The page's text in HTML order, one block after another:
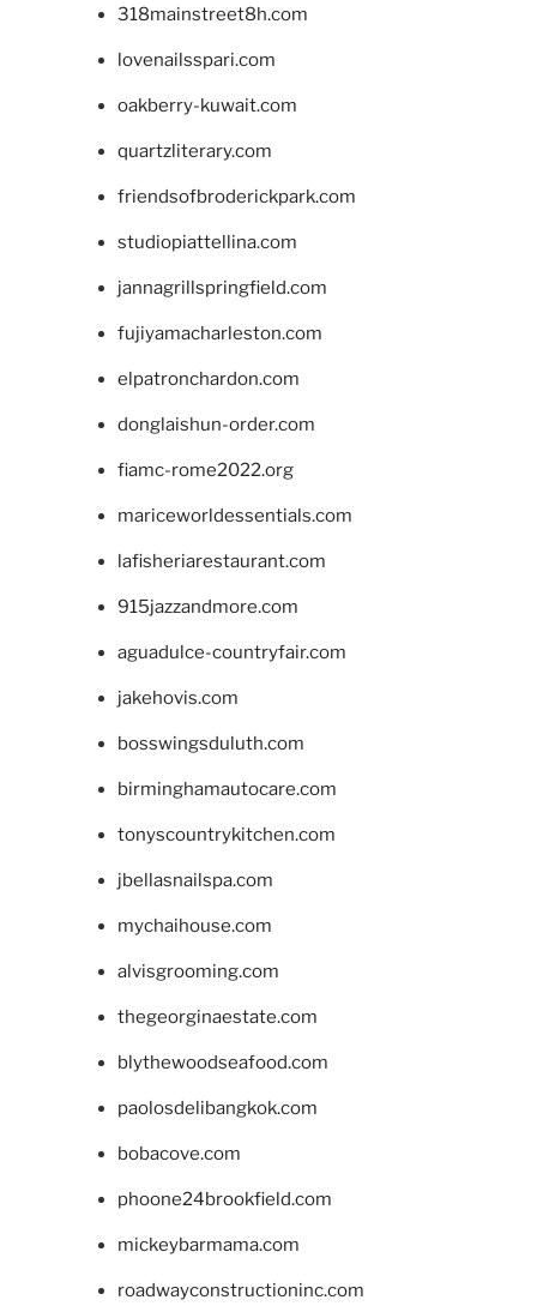
318mainstreet8h.com
lovenailsspari.com
oakberry-kuwait.com
quartzliterary.com
friendsofbroderickpark.com
studiopiattellina.com
jannagrillspringfield.com
fujiyamacharleston.com
elpatronchardon.com
donglaishun-order.com
fiamc-rome2022.org
mariceworldessentials.com
lafisheriarestaurant.com
915jazzandmore.com
aguadulce-countryfair.com
jakehovis.com
bosswingsduluth.com
birminghamautocare.com
tonyscountrykitchen.com
jbellasnailspa.com
mychaihouse.com
alvisgrooming.com
thegeorginaestate.com
blythewoodseafood.com
paolosdelibangkok.com
bobacove.com
phoone24brookfield.com
mickeybarmama.com
roadwayconstructioninc.com